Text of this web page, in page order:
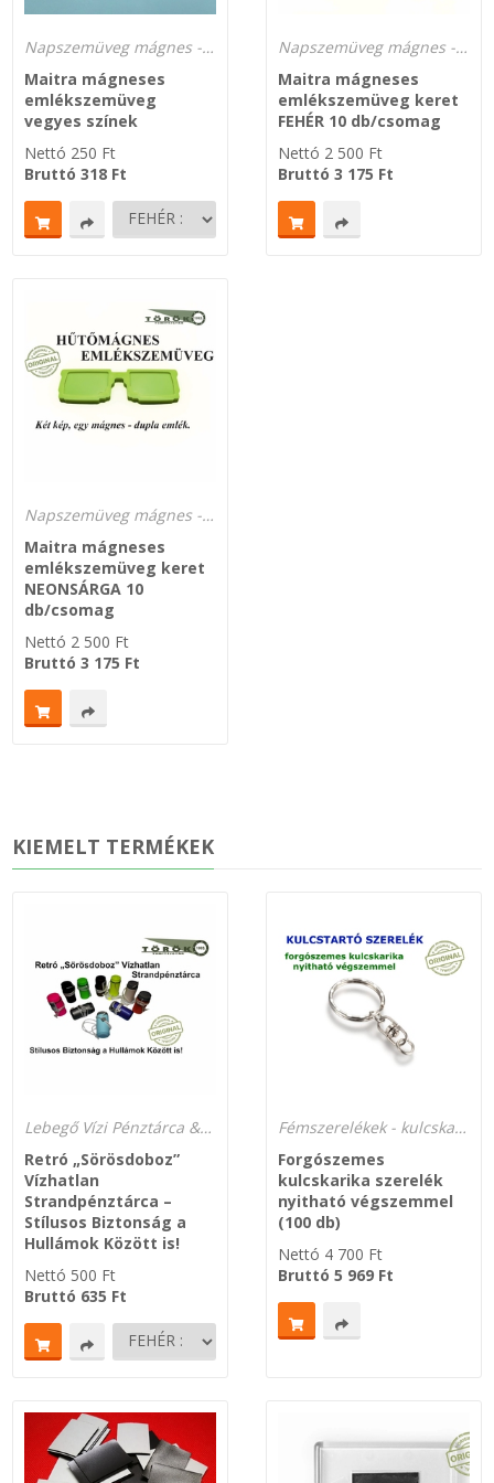
LEÉRTÉKELT-MARADÉK ANYAGOK
Napszemüveg mágnes - hűtőre Emlékszemüveg - MAITRA
Maitra mágneses
emlékszemüveg
vegyes színek
Nettó 250 Ft
Bruttó318 Ft
Napszemüveg mágnes - hűtőre Emlékszemüveg - MAITRA
Maitra mágneses
emlékszemüveg keret
FEHÉR 10 db/csomag
Nettó 2 500 Ft
Bruttó3 175 Ft
Napszemüveg mágnes - hűtőre Emlékszemüveg - MAITRA
Maitra mágneses
emlékszemüveg keret
NEONSÁRGA 10
db/csomag
Nettó 2 500 Ft
Bruttó3 175 Ft
KIEMELT TERMÉKEK
Lebegő Vízi Pénztárca & Kulcstartó Tok SUP-hoz 1- 5 - 20 db-tól
Retró „Sörösdoboz”
Vízhatlan
Strandpénztárca –
Stílusos Biztonság a
Hullámok Között is!
Nettó 500 Ft
Bruttó 635 Ft
Fémszerelékek - kulcskarikák
Forgószemes
kulcskarika szerelék
nyitható végszemmel
(100 db)
Nettó 4 700 Ft
Bruttó5 969 Ft